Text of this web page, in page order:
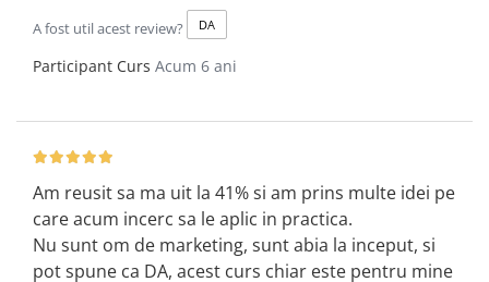
A fost util acest review? DA
Participant Curs Acum 6 ani
Am reusit sa ma uit la 41% si am prins multe idei pe
care acum incerc sa le aplic in practica.
Nu sunt om de marketing, sunt abia la inceput, si
pot spune ca DA, acest curs chiar este pentru mine